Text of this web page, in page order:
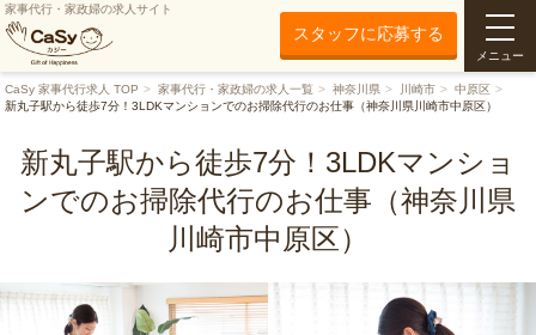
家事代行・家政婦の求人サイト
スタッフに応募する
メニュー
CaSy 家事代行求人 TOP 家事代行・家政婦の求人一覧 神奈川県 川崎市
中原区
新丸子駅から徒歩7分！3LDKマンションでのお掃除代行のお仕事（神奈川県川崎市中原区）
新丸子駅から徒歩7分！3LDKマンショ
ンでのお掃除代行のお仕事（神奈川県
川崎市中原区）